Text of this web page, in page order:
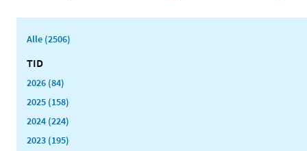
Alle (2506)
TID
2026 (84)
2025 (158)
2024 (224)
2023 (195)